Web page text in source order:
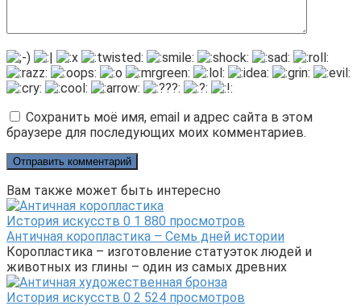
Сохранить моё имя, email и адрес сайта в этом
браузере для последующих моих комментариев.
Вам также может быть интересно
История искусств 0 1 880 просмотров
Античная коропластика – Семь дней истории
Коропластика – изготовление статуэток людей и
животных из глины – один из самых древних
История искусств 0 2 524 просмотров